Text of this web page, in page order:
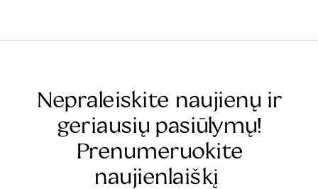
Nepraleiskite naujienų ir
geriausių pasiūlymų!
Prenumeruokite
naujienlaiškį